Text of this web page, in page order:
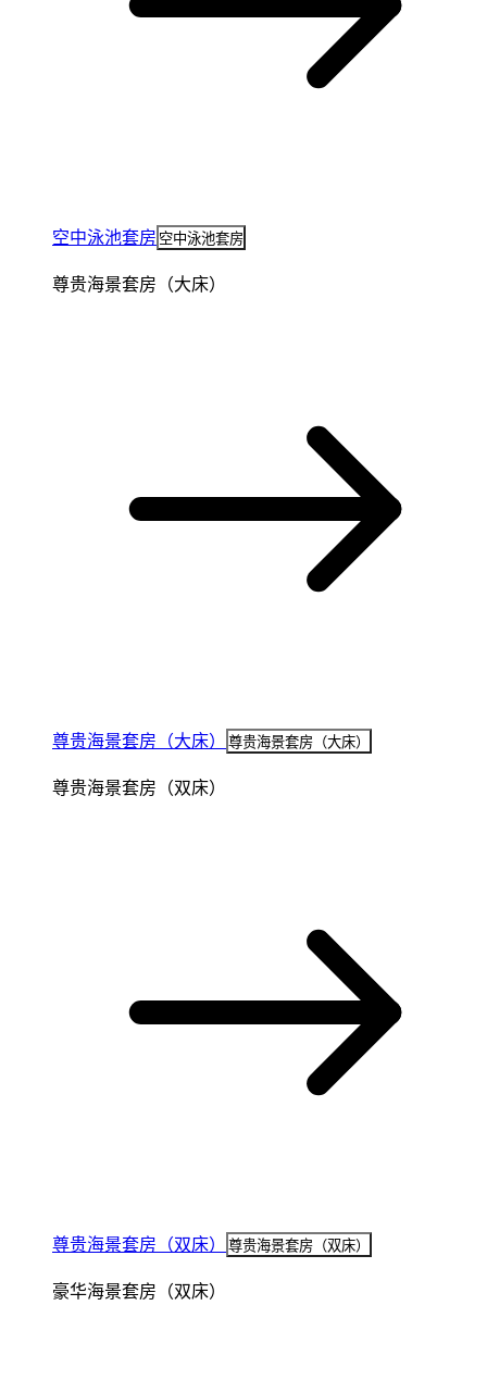
空中泳池套房 空中泳池套房
尊贵海景套房（大床）
尊贵海景套房（大床） 尊贵海景套房（大床）
尊贵海景套房（双床）
尊贵海景套房（双床） 尊贵海景套房（双床）
豪华海景套房（双床）